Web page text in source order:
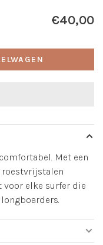
€40,00
Met een
roestvrijstalen
voor elke surfer die